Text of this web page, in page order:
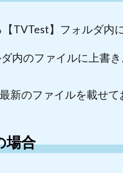
TVTest】フォルダ内
内のファイルに上書き
新のファイルを載せて
場合